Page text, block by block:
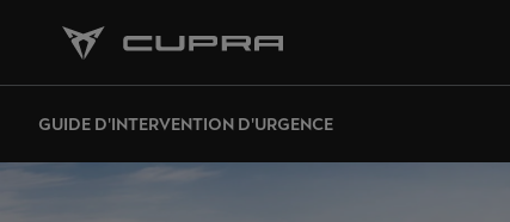
GUIDE D'INTERVENTION D'URGENCE